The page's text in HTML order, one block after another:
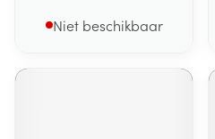
Niet beschikbaar